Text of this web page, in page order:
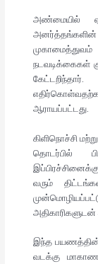
அண்மையில்
அனர்த்தங்களின்
நடவடிக்கைகள்
ஆராயப்பட்டது.
கிளிநொச்சி
தொடர்பில்
வரும்
இந்த
வடக்கு